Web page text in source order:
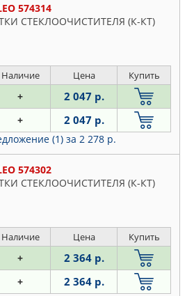
574314
СТЕКЛООЧИСТИТЕЛЯ (К-КТ)
Наличие Цена Купить
+ 2 047 р.
+ 2 047 р.
(1) за 2 278 р.
574302
СТЕКЛООЧИСТИТЕЛЯ (К-КТ)
Наличие Цена Купить
+ 2 364 р.
+ 2 364 р.